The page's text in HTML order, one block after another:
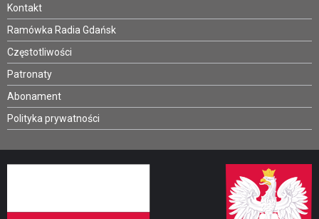
Kontakt
Ramówka Radia Gdańsk
Częstotliwości
Patronaty
Abonament
Polityka prywatności